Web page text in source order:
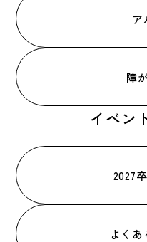
ア
障
イベン
2027
よくあ